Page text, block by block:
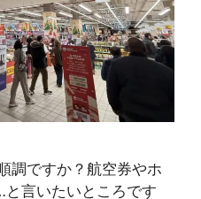
調ですか？航空券やホ
言いたいところです